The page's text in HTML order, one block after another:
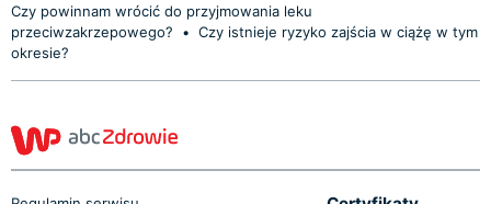
Czy powinnam wrócić do przyjmowania leku
przeciwzakrzepowego?
• Czy istnieje ryzyko zajścia w ciążę w tym
okresie?